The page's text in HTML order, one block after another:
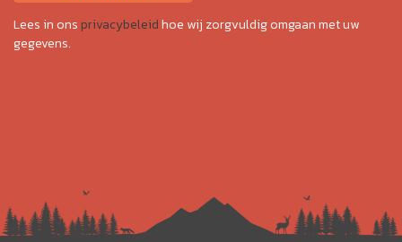
Lees in onsprivacybeleidhoe wij zorgvuldig omgaan met uw
gegevens.